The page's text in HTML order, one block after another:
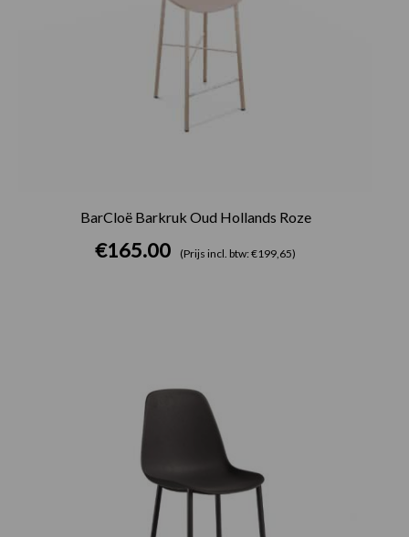
BarCloë Barkruk Oud Hollands Roze
€165.00 (Prijs incl. btw: €199,65)